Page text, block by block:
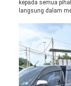
kepada semua
langsung dalam